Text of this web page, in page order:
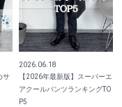
サ
2026.06.18
【2026年最新版】スーパーエ
アクールパンツランキングTO
P5